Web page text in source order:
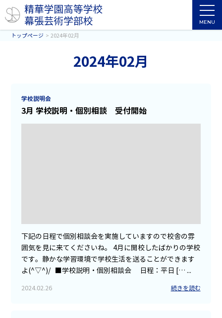
MENU
トップページ 2024年02月
2024年02月
学校説明会
3月 学校説明・個別相談 受付開始
下記の日程で個別相談会を実施していますので校舎の雰
囲気を見に来てくださいね。 4月に開校したばかりの学校
です。静かな学習環境で学校生活を送ることができます
よ(^▽^)/ ■学校説明・個別相談会 日程：平日 [… ...
2024.02.26 続きを読む